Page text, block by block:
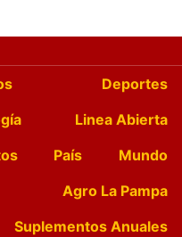
Deportes
Linea Abierta
País
Mundo
Agro La Pampa
Suplementos Anuales